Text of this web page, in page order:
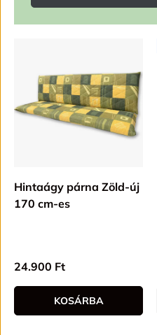
Hintaágy párna Zöld-új
170 cm-es
Alap ár
24.900 Ft
KOSÁRBA